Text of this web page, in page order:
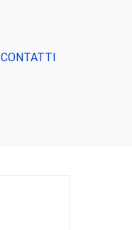
CONTATTI